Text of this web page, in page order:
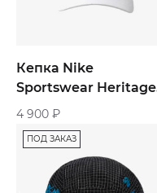
Кепка Nike
Sportswear Heritage
«White»
4 900 ₽
ПОД ЗАКАЗ